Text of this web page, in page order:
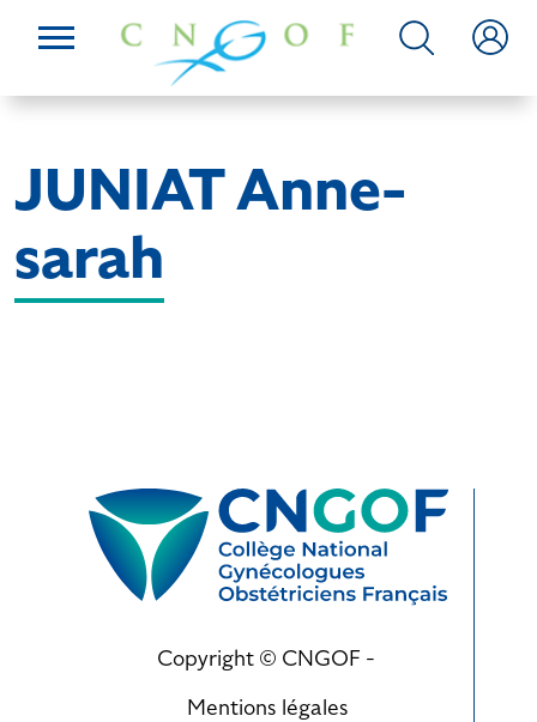
JUNIAT Anne-
sarah
Copyright © CNGOF -
Mentions légales